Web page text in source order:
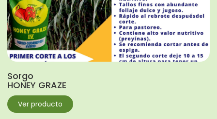
Sorgo
HONEY GRAZE
Ver producto